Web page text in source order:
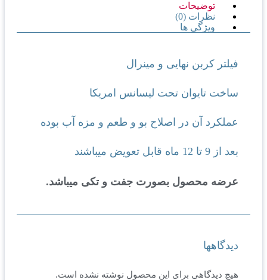
توضیحات
نظرات (0)
ویژگی ها
فیلتر کربن نهایی و مینرال
ساخت تایوان تحت لیسانس امریکا
عملکرد آن در اصلاح بو و طعم و مزه آب بوده
بعد از 9 تا 12 ماه قابل تعویض میباشند
عرضه محصول بصورت جفت و تکی میباشد.
دیدگاهها
هیچ دیدگاهی برای این محصول نوشته نشده است.